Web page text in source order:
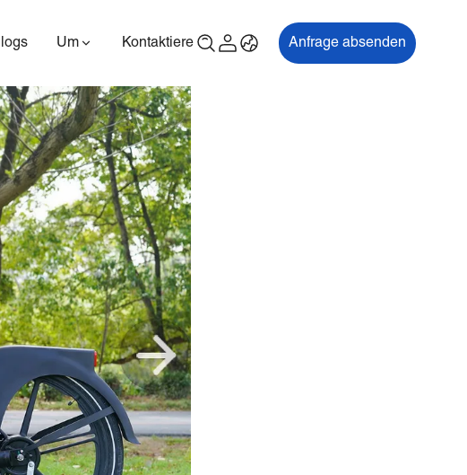
Um Kontaktiere uns
ES600P
Anfrage absenden